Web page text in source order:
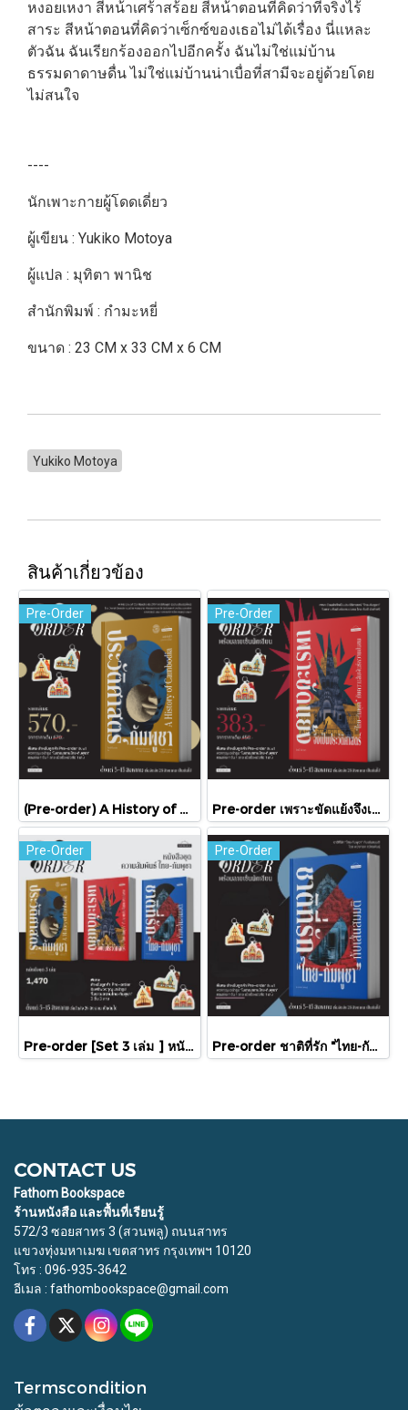
หงอยเหงา สีหน้าเศร้าสร้อย สีหน้าตอนที่คิดว่าที่จริงไร้
สาระ สีหน้าตอนที่คิดว่าเซ็กซ์ของเธอไม่ได้เรื่อง นี่แหละ
ตัวฉัน ฉันเรียกร้องออกไปอีกครั้ง ฉันไม่ใช่แม่บ้าน
ธรรมดาดาษดื่น ไม่ใช่แม่บ้านน่าเบื่อที่สามีจะอยู่ด้วยโดย
ไม่สนใจ
----
นักเพาะกายผู้โดดเดี่ยว
ผู้เขียน : Yukiko Motoya
ผู้แปล : มุทิตา พานิช
สำนักพิมพ์ : กำมะหยี่
ขนาด : 23 CM x 33 CM x 6 CM
Yukiko Motoya
สินค้าเกี่ยวข้อง
Pre-Order
(Pre-order) A History of Cambodia ประวัติศาสตร์กัมพูชา (ฉบับปรับปรุงใหม่) / David Chandler / มติชน
Pre-Order
Pre-order เพราะขัดแย้งจึงเป็นประวัติศาสตร์ "ไทย-กัมพูชา" กับความสัมพันธ์หวานปนขม / มติชน
Pre-Order
Pre-order [Set 3 เล่ม ] หนังสือชุดความสัมพันธ์ "ไทย-กัมพูชา" / มติชน
Pre-Order
Pre-order ชาติที่รัก "ไทย-กัมพูชา" กับเส้นสมมติ / พวงทอง ภวัครพันธุ์ / มติชน
CONTACT US
Fathom Bookspace
ร้านหนังสือ และพื้นที่เรียนรู้
572/3 ซอยสาทร 3 (สวนพลู) ถนนสาทร
แขวงทุ่งมหาเมฆ เขตสาทร กรุงเทพฯ 10120
โทร : 096-935-3642
อีเมล : fathombookspace@gmail.com
Termscondition